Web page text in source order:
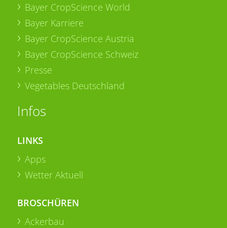
Bayer CropScience World
Bayer Karriere
Bayer CropScience Austria
Bayer CropScience Schweiz
Presse
Vegetables Deutschland
Infos
LINKS
Apps
Wetter Aktuell
BROSCHÜREN
Ackerbau